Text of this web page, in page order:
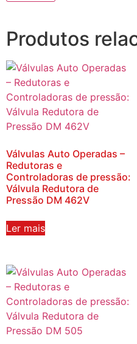
Produtos
Válvulas Auto Operadas –
Redutoras e
Controladoras de pressão:
Válvula Redutora de
Pressão DM 462V
Ler mais